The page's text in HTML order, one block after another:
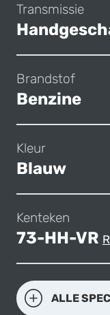
Transmissie
Brandstof
Benzine
Kleur
Blauw
Kenteken
73-HH-VR
ALLE